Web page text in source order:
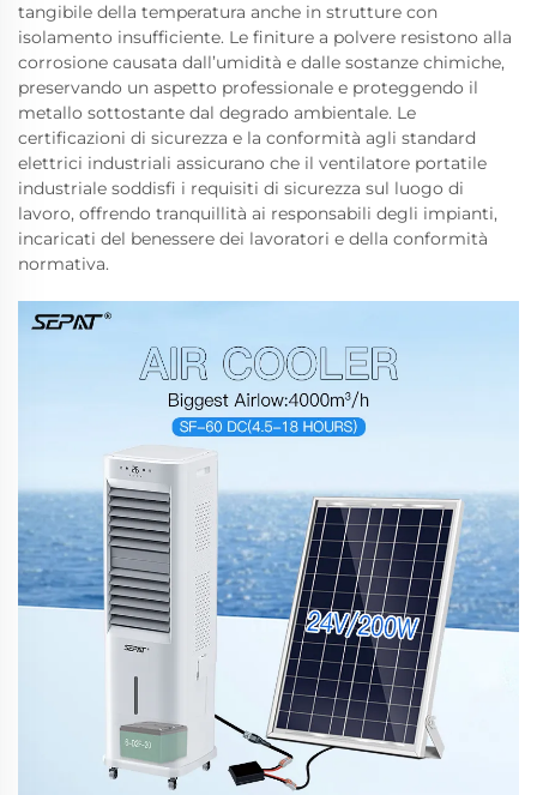
tangibile della temperatura anche in strutture con
isolamento insufficiente. Le finiture a polvere resistono alla
corrosione causata dall’umidità e dalle sostanze chimiche,
preservando un aspetto professionale e proteggendo il
metallo sottostante dal degrado ambientale. Le
certificazioni di sicurezza e la conformità agli standard
elettrici industriali assicurano che il ventilatore portatile
industriale soddisfi i requisiti di sicurezza sul luogo di
lavoro, offrendo tranquillità ai responsabili degli impianti,
incaricati del benessere dei lavoratori e della conformità
normativa.